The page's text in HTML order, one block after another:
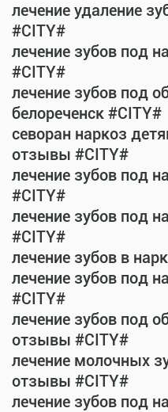
лечение удаление
#CITY#
лечение зубов под
#CITY#
лечение зубов под
белореченск #CITY#
севоран наркоз
отзывы #CITY#
лечение зубов под
#CITY#
лечение зубов под
#CITY#
лечение зубов в
лечение зубов под
#CITY#
лечение зубов под
отзывы #CITY#
лечение молочных
отзывы #CITY#
лечение зубов под